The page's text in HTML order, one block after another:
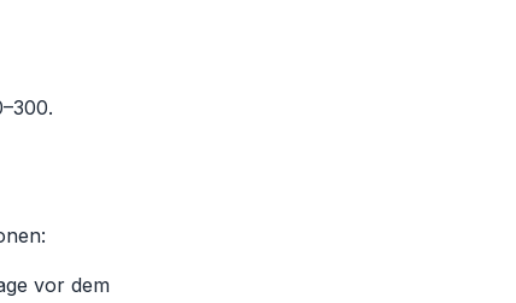
vor dem